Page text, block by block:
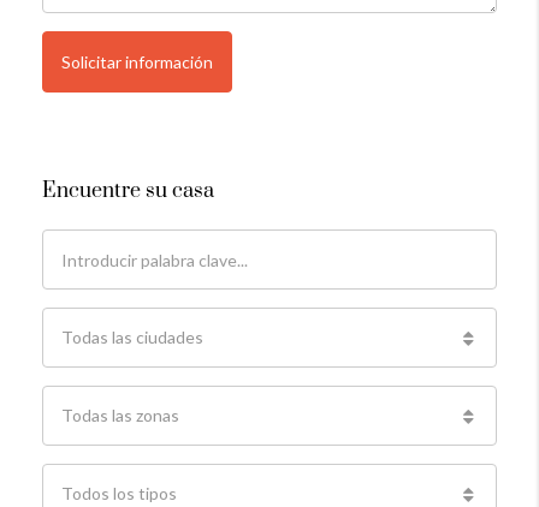
Solicitar información
Encuentre su casa
Todas las ciudades
Todas las zonas
Todos los tipos